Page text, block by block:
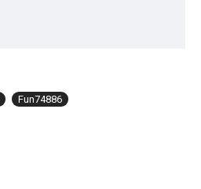
Fun74886